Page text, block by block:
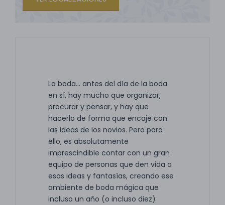
La boda... antes del día de la boda
en sí, hay mucho que organizar,
procurar y pensar, y hay que
hacerlo de forma que encaje con
las ideas de los novios. Pero para
ello, es absolutamente
imprescindible contar con un gran
equipo de personas que den vida a
esas ideas y fantasías, creando ese
ambiente de boda mágica que
incluso un año (o incluso diez)